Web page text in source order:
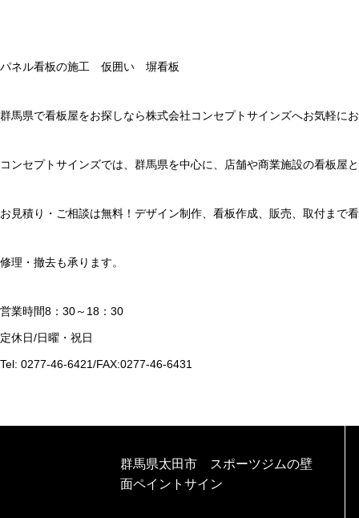
パネル看板の施工 仮囲い 塀看板
群馬県で看板屋をお探しなら株式会社コンセプトサインズへお気軽に
コンセプトサインズでは、群馬県を中心に、店舗や商業施設の看板屋
お見積り・ご相談は無料！デザイン制作、看板作成、販売、取付まで
修理・撤去も承ります。
営業時間8：30～18：30
定休日/日曜・祝日
Tel: 0277-46-6421/FAX:0277-46-6431
群馬県太田市 スポーツジムの壁
面ペイントサイン